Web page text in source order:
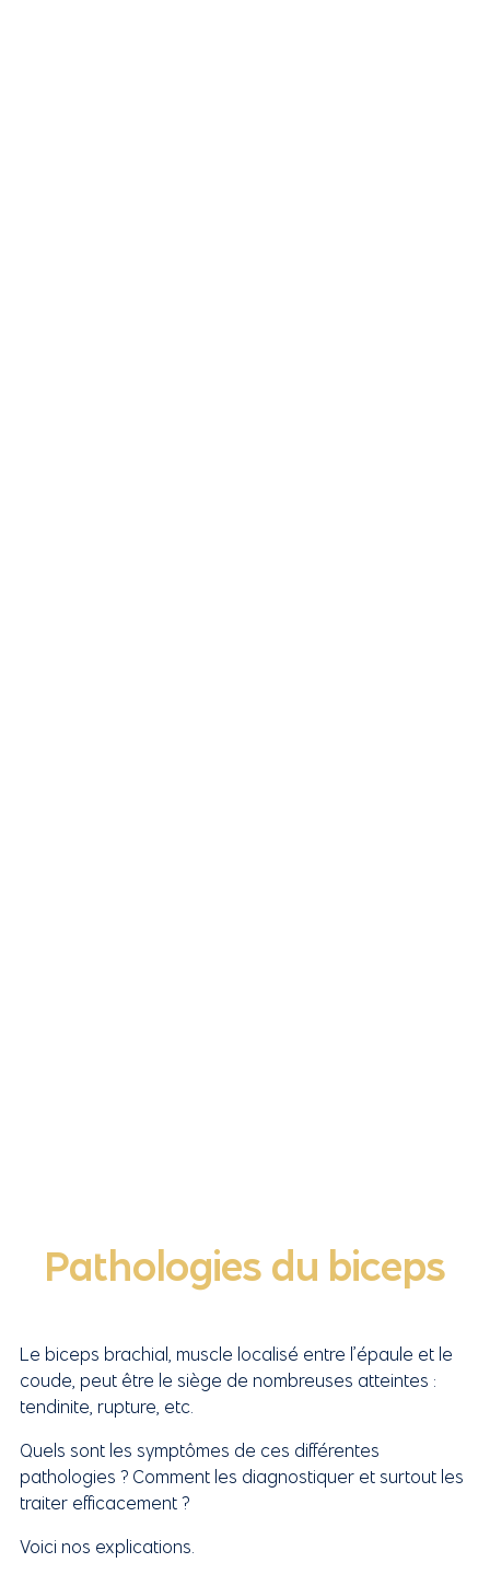
Pathologies du biceps
Le biceps brachial, muscle localisé entre l’épaule et le
coude, peut être le siège de nombreuses atteintes :
tendinite, rupture, etc.
Quels sont les symptômes de ces différentes
pathologies ? Comment les diagnostiquer et surtout les
traiter efficacement ?
Voici nos explications.